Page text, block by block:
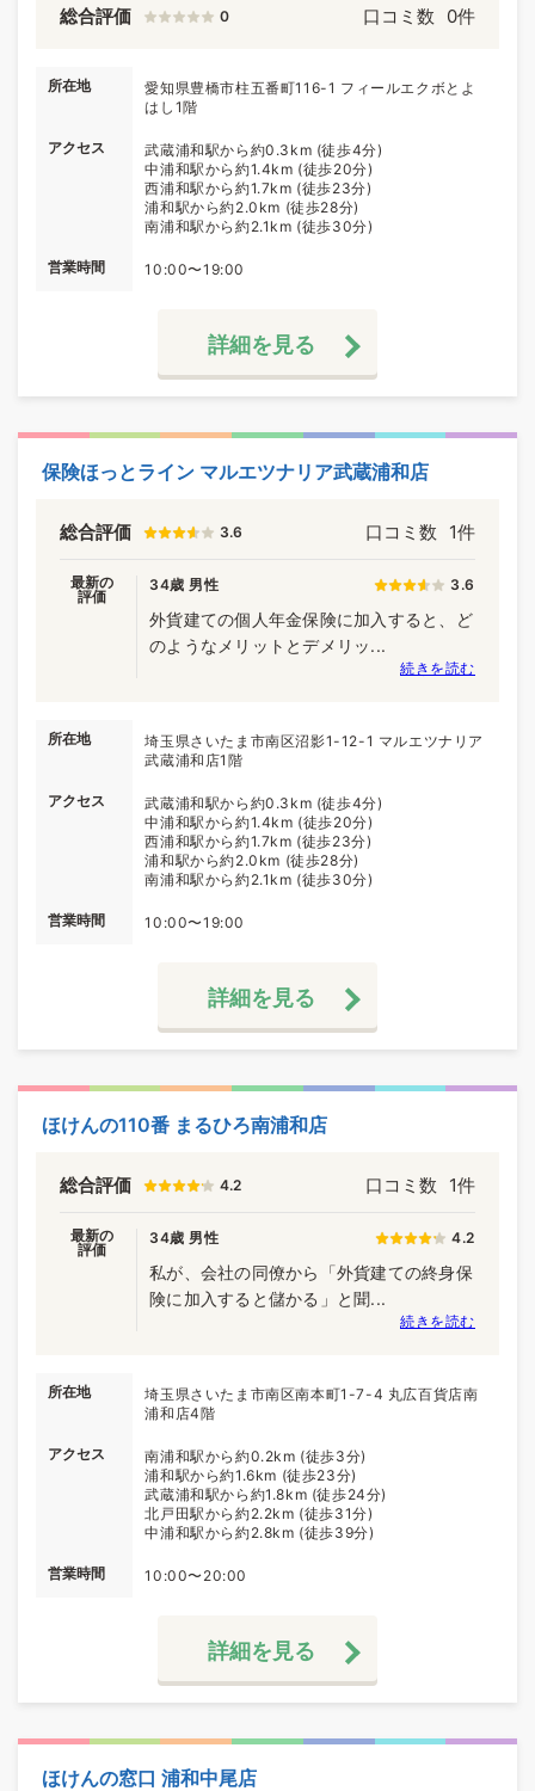
総合評価 0 口コミ数 0件
所在地
愛知県豊橋市柱五番町116-1 フィールエクボとよ
はし1階
アクセス
武蔵浦和駅から約0.3km (徒歩4分)
中浦和駅から約1.4km (徒歩20分)
西浦和駅から約1.7km (徒歩23分)
浦和駅から約2.0km (徒歩28分)
南浦和駅から約2.1km (徒歩30分)
営業時間 10:00〜19:00
詳細を見る
保険ほっとライン マルエツナリア武蔵浦和店
総合評価 3.6 口コミ数 1件
最新の
評価
34歳 男性 3.6
外貨建ての個人年金保険に加入すると、ど
のようなメリットとデメリッ...
続きを読む
所在地
埼玉県さいたま市南区沼影1-12-1 マルエツナリア
武蔵浦和店1階
アクセス
武蔵浦和駅から約0.3km (徒歩4分)
中浦和駅から約1.4km (徒歩20分)
西浦和駅から約1.7km (徒歩23分)
浦和駅から約2.0km (徒歩28分)
南浦和駅から約2.1km (徒歩30分)
営業時間 10:00〜19:00
詳細を見る
ほけんの110番 まるひろ南浦和店
総合評価 4.2 口コミ数 1件
最新の
評価
34歳 男性 4.2
私が、会社の同僚から「外貨建ての終身保
険に加入すると儲かる」と聞...
続きを読む
所在地
埼玉県さいたま市南区南本町1-7-4 丸広百貨店南
浦和店4階
アクセス
南浦和駅から約0.2km (徒歩3分)
浦和駅から約1.6km (徒歩23分)
武蔵浦和駅から約1.8km (徒歩24分)
北戸田駅から約2.2km (徒歩31分)
中浦和駅から約2.8km (徒歩39分)
営業時間 10:00〜20:00
詳細を見る
ほけんの窓口 浦和中尾店